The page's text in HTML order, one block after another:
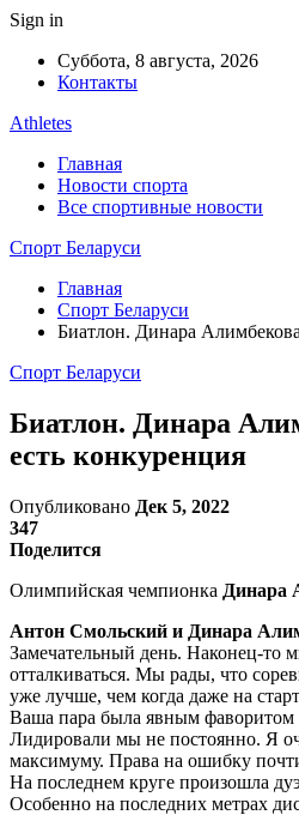
Sign in
Суббота, 8 августа, 2026
Контакты
Athletes
Главная
Новости спорта
Все спортивные новости
Спорт Беларуси
Главная
Спорт Беларуси
Биатлон. Динара
Спорт Беларуси
Биатлон. Динара
есть конкуренция
Опубликовано Дек 5, 2022
347
Поделится
Олимпийская чемпионка Динара
Антон Смольский и Динара
Замечательный день. Наконец-то
отталкиваться. Мы рады, что
уже лучше, чем когда даже на
Ваша пара была явным фаворитом
Лидировали мы не постоянно. Я
максимуму. Права на ошибку
На последнем круге произошла
Особенно на последних метрах